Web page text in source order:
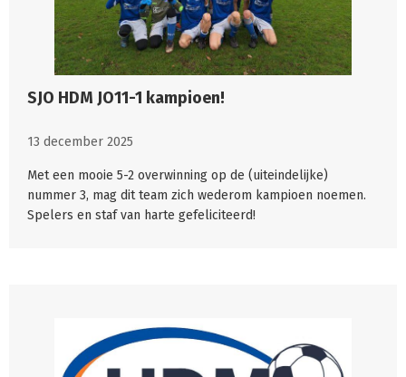
SJO HDM JO11-1 kampioen!
13 december 2025
Met een mooie 5-2 overwinning op de (uiteindelijke)
nummer 3, mag dit team zich wederom kampioen noemen.
Spelers en staf van harte gefeliciteerd!